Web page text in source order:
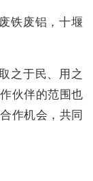
铁废铝，十堰
之于民、用之
伙伴的范围也
作机会，共同